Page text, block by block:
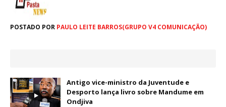
POSTADO POR PAULO LEITE BARROS(GRUPO V4 COMUNICAÇÃO)
Antigo vice-ministro da Juventude e
Desporto lança livro sobre Mandume em
Ondjiva